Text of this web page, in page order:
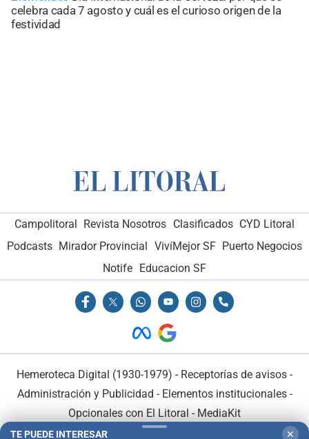
celebra cada 7 agosto y cuál es el curioso origen de la
festividad
Campolitoral Revista Nosotros Clasificados CYD Litoral
Podcasts Mirador Provincial VivíMejor SF Puerto Negocios
Notife
Educacion SF
Hemeroteca Digital (1930-1979) - Receptorías de avisos -
Administración y Publicidad - Elementos institucionales-
Opcionales con El Litoral - MediaKit
TE PUEDE INTERESAR ✕